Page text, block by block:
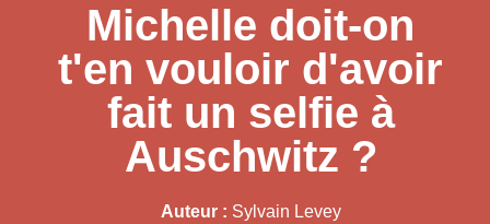
Michelle doit-on
t'en vouloir d'avoir
fait un selfie à
Auschwitz ?
Auteur : Sylvain Levey